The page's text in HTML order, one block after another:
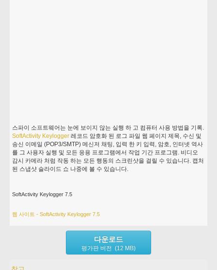
스파이 소프트웨어는 눈에 보이지 않는 실행 하 고 컴퓨터 사용 방법을 기록.
SoftActivity Keylogger 레코드 암호화 된 로그 파일 웹 페이지 제목, 수신 및
송신 이메일 (POP3/SMTP) 메신저 채팅, 입력 한 키 입력, 암호, 인터넷 역사
를 그 사용자 실행 및 모든 응용 프로그램에서 작업 기간 프로그램. 비디오
감시 카메라 처럼 작동 하는 모든 행동의 스크린샷을 걸릴 수 있습니다. 캡처
된 스냅샷 슬라이드 쇼 나중에 볼 수 있습니다.
SoftActivity Keylogger 7.5
웹 사이트 - SoftActivity Keylogger 7.5
다운로드
평가판 버전 (12 MB)